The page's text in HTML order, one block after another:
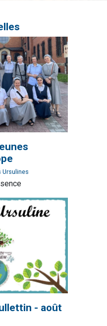
Ursulines
- août